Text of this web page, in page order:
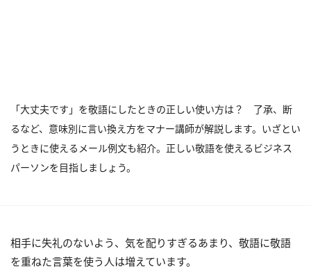
「大丈夫です」を敬語にしたときの正しい使い方は？ 了承、断
るなど、意味別に言い換え方をマナー講師が解説します。いざとい
うときに使えるメール例文も紹介。正しい敬語を使えるビジネス
パーソンを目指しましょう。
相手に失礼のないよう、気を配りすぎるあまり、敬語に敬語
を重ねた言葉を使う人は増えています。